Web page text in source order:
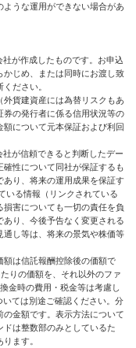
うな運用ができない場合があ
が作成したものです。お申込
かじめ、または同時にお渡し致
ださい。
貨建資産には為替リスクもあ
券の発行者に係る信用状況等の
について元本保証および利回
が信頼できると判断したデー
性について同社が保証するも
り、将来の運用成果を保証す
いる情報（リンクされている
害についても一切の責任を負
り、今後予告なく変更される
し等は、将来の景気や株価等
額は信託報酬控除後の価額で
りの価額を、それ以外のファ
金時の費用・税金等は考慮し
ては別途ご確認ください。分
金額です。表示方法について
は整数部のみとしているた
ます。